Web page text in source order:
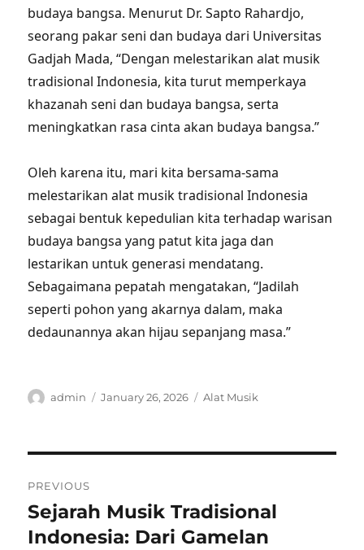
budaya bangsa. Menurut Dr. Sapto Rahardjo,
seorang pakar seni dan budaya dari Universitas
Gadjah Mada, “Dengan melestarikan alat musik
tradisional Indonesia, kita turut memperkaya
khazanah seni dan budaya bangsa, serta
meningkatkan rasa cinta akan budaya bangsa.”
Oleh karena itu, mari kita bersama-sama
melestarikan alat musik tradisional Indonesia
sebagai bentuk kepedulian kita terhadap warisan
budaya bangsa yang patut kita jaga dan
lestarikan untuk generasi mendatang.
Sebagaimana pepatah mengatakan, “Jadilah
seperti pohon yang akarnya dalam, maka
dedaunannya akan hijau sepanjang masa.”
Author
admin
Posted
January 26, 2026 Categories
Alat Musik
navigation
PREVIOUS
Previous
post:
Sejarah Musik Tradisional
Indonesia: Dari Gamelan